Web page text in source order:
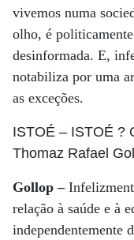
vivemos numa
olho, é
desinformada. E,
notabiliza por uma
as exceções.
ISTOÉ – ISTOÉ ?
Thomaz Rafael
Gollop –
relação à saúde e à
independentemente